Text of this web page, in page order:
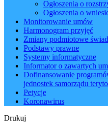
Ogłoszenia o
Ogłoszenia o
Monitorowanie umów
Harmonogram przyjęć
Zmiany podmiotowe
Podstawy prawne
Systemy informatyczne
Informator o zawartych
Dofinansowanie
jednostek samorządu
Petycje
Koronawirus
Drukuj